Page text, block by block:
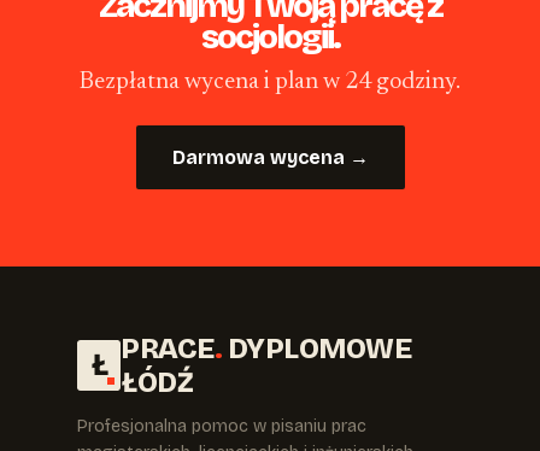
socjologii.
Bezpłatna wycena i plan w 24 godziny.
Darmowa wycena →
Ł PRACE. DYPLOMOWE
ŁÓDŹ
Profesjonalna pomoc w pisaniu prac